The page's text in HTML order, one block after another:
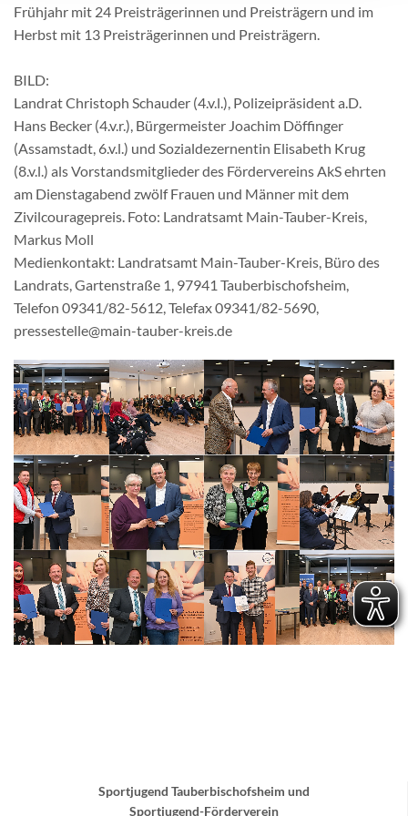
Frühjahr mit 24 Preisträgerinnen und Preisträgern und im
Herbst mit 13 Preisträgerinnen und Preisträgern.
BILD:
Landrat Christoph Schauder (4.v.l.), Polizeipräsident a.D.
Hans Becker (4.v.r.), Bürgermeister Joachim Döffinger
(Assamstadt, 6.v.l.) und Sozialdezernentin Elisabeth Krug
(8.v.l.) als Vorstandsmitglieder des Fördervereins AkS ehrten
am Dienstagabend zwölf Frauen und Männer mit dem
Zivilcouragepreis. Foto: Landratsamt Main-Tauber-Kreis,
Markus Moll
Medienkontakt: Landratsamt Main-Tauber-Kreis, Büro des
Landrats, Gartenstraße 1, 97941 Tauberbischofsheim,
Telefon 09341/82-5612, Telefax 09341/82-5690,
pressestelle@main-tauber-kreis.de
Sportjugend Tauberbischofsheim und
Sportjugend-Förderverein